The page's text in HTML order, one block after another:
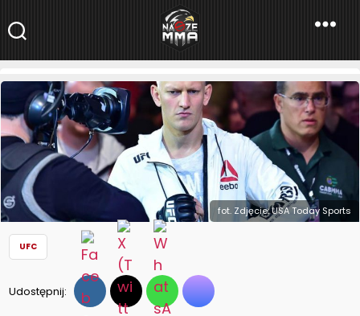
NaszeMMA
NaszeMMA.pl»Aktualności»Świat»UFC»„Wolałbym napisać, że
nie wiedziałem…” – Oskar Piechota wydał oświadczenie po
wpadce dopingowej
fot. Zdjęcie: USA Today Sports
UFC
Udostępnij: